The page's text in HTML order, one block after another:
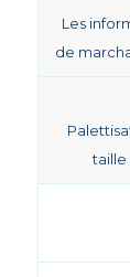
Les
de
taille